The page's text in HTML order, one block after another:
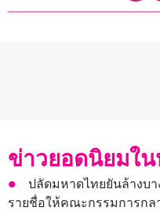
ข่าวยอดนิยมใ
ปลัดมหาดไทยยันล้างบ
รายชื่อให้คณะกรรมการกล